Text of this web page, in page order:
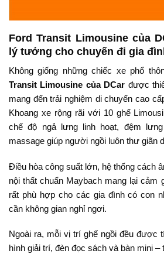
Ford Transit Limousine của
lý tưởng cho chuyến đi gia
Không giống những chiếc xe phổ
Transit Limousine của DCar được
mang đến trải nghiệm di chuyển cao
Khoang xe rộng rãi với 10 ghế
chế độ ngả lưng linh hoạt, đệm
massage giúp người ngồi luôn thư giãn
Điều hòa công suất lớn, hệ thống cách
nội thất chuẩn Maybach mang lại cảm
rất phù hợp cho các gia đình có con
cần không gian nghỉ ngơi.
Ngoài ra, mỗi vị trí ghế ngồi đều được
hình giải trí, đèn đọc sách và bàn mini –